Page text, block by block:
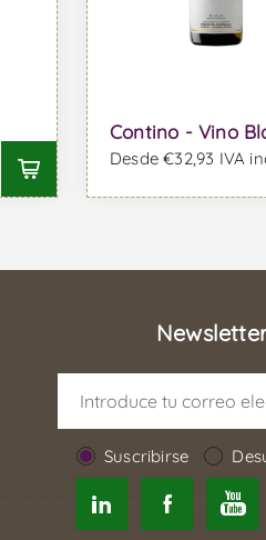
Contino - Vino
Desde €32,93 IVA
Suscribirse